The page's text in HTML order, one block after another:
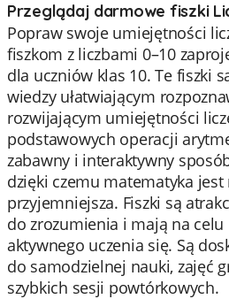
Przeglądaj darmowe fiszki
Popraw swoje umiejętności
fiszkom z liczbami 0–10
dla uczniów klas 10. Te fiszki
wiedzy ułatwiającym
rozwijającym umiejętności
podstawowych operacji
zabawny i interaktywny
dzięki czemu matematyka
przyjemniejsza. Fiszki są
do zrozumienia i mają na
aktywnego uczenia się. Są
do samodzielnej nauki, zajęć
szybkich sesji powtórkowych.